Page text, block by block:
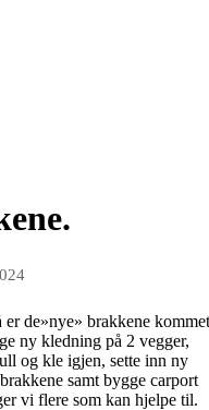
er de»nye» brakkene kommet
ny kledning på 2 vegger,
og kle igjen, sette inn ny
samt bygge carport
vi flere som kan hjelpe til.